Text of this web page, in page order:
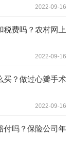
2022-09-16
税费吗？农村网上
2022-09-16
买？做过心瓣手术
2022-09-16
付吗？保险公司年